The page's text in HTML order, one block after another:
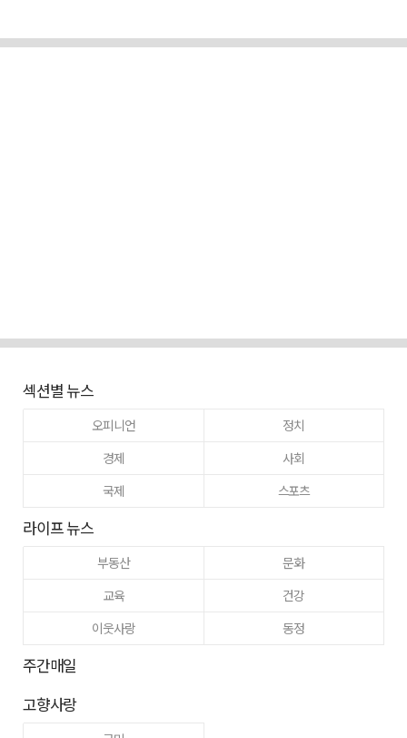
섹션별 뉴스
오피니언
정치
경제
사회
국제
스포츠
라이프 뉴스
부동산
문화
교육
건강
이웃사랑
동정
주간매일
고향사랑